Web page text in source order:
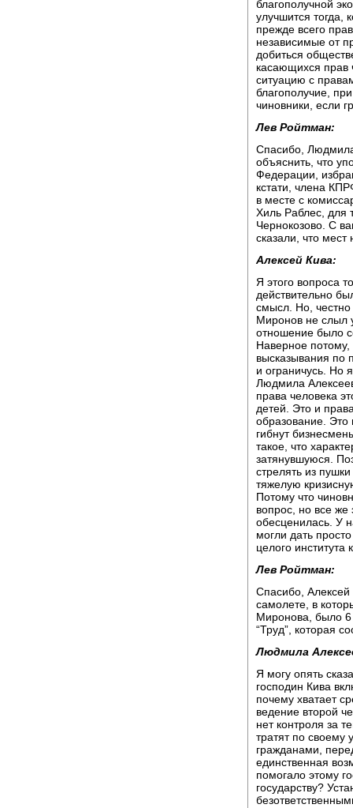
благополучной
улучшится тогда,
прежде всего
независимые от
добиться
касающихся прав
ситуацию с
благополучие,
чиновники, если
Лев Ройтман:
Спасибо,
объяснить, что
Федерации,
кстати, члена
в месте с
Хиль Раблес, для
Чернокозово. С
сказали, что
Алексей Кива:
Я этого вопроса
действительно
смысл. Но, честно
Миронов не слыл
отношение было
Наверное потому,
высказывания по
и ограничусь. Но
Людмила
права человека
детей. Это и
образование. Это
гибнут
такое, что
затянувшуюся.
стрелять из
тяжелую
Потому что
вопрос, но все же
обесценилась. У
могли дать
целого института
Лев Ройтман:
Спасибо, Алексей
самолете, в
Миронова, было 6
“Труд”, которая
Людмила
Я могу опять
господин Кива
почему хватает
ведение второй
нет контроля за
тратят по своему
гражданами,
единственная
помогало этому
государству?